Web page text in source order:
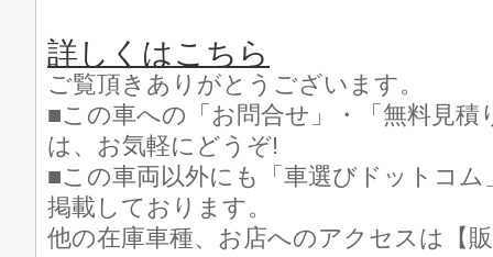
詳しくはこちら
ご覧頂きありがとうございます。
■この車への「お問合せ」・「無料見積
は、お気軽にどうぞ!
■この車両以外にも「車選びドットコ
掲載しております。
他の在庫車種、お店へのアクセスは【